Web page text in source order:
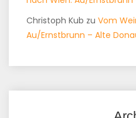
Christoph Kub zu Vom
Au/Ernstbrunn – Alte